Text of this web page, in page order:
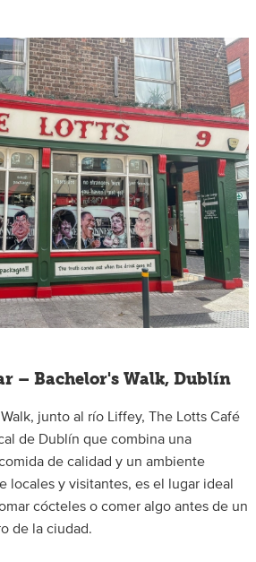
– Bachelor's Walk, Dublín
junto al río Liffey, The Lotts Café
de Dublín que combina una
de calidad y un ambiente
locales y visitantes, es el lugar ideal
cócteles o comer algo antes de un
de la ciudad.